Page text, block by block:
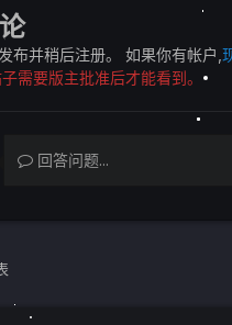
布并稍后注册。 如果你有帐户,
需要版主批准后才能看到。
回答问题...